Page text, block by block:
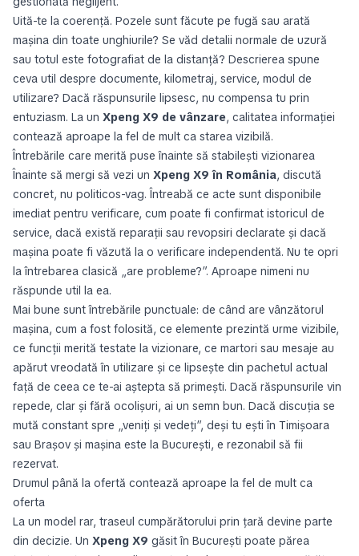
Uită-te la coerență. Pozele sunt făcute pe fugă sau arată
mașina din toate unghiurile? Se văd detalii normale de uzură
sau totul este fotografiat de la distanță? Descrierea spune
ceva util despre documente, kilometraj, service, modul de
utilizare? Dacă răspunsurile lipsesc, nu compensa tu prin
entuziasm. La un Xpeng X9 de vânzare, calitatea informației
contează aproape la fel de mult ca starea vizibilă.
Întrebările care merită puse înainte să stabilești vizionarea
Înainte să mergi să vezi un Xpeng X9 în România, discută
concret, nu politicos-vag. Întreabă ce acte sunt disponibile
imediat pentru verificare, cum poate fi confirmat istoricul de
service, dacă există reparații sau revopsiri declarate și dacă
mașina poate fi văzută la o verificare independentă. Nu te opri
la întrebarea clasică „are probleme?”. Aproape nimeni nu
răspunde util la ea.
Mai bune sunt întrebările punctuale: de când are vânzătorul
mașina, cum a fost folosită, ce elemente prezintă urme vizibile,
ce funcții merită testate la vizionare, ce martori sau mesaje au
apărut vreodată în utilizare și ce lipsește din pachetul actual
față de ceea ce te-ai aștepta să primești. Dacă răspunsurile vin
repede, clar și fără ocolişuri, ai un semn bun. Dacă discuția se
mută constant spre „veniți și vedeți”, deși tu ești în Timișoara
sau Brașov și mașina este la București, e rezonabil să fii
rezervat.
Drumul până la ofertă contează aproape la fel de mult ca
oferta
La un model rar, traseul cumpărătorului prin țară devine parte
din decizie. Un Xpeng X9 găsit în București poate părea